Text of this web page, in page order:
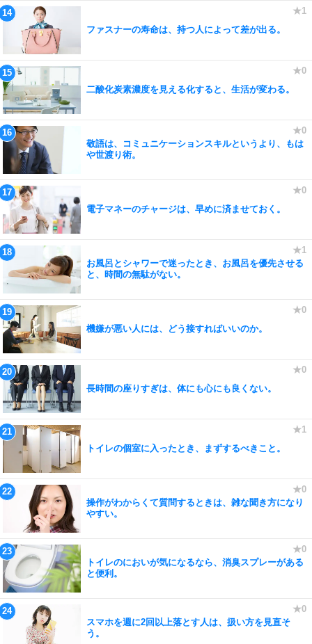
ファスナーの寿命は、持つ人によって差が出る。
二酸化炭素濃度を見える化すると、生活が変わる。
敬語は、コミュニケーションスキルというより、もは
や世渡り術。
電子マネーのチャージは、早めに済ませておく。
お風呂とシャワーで迷ったとき、お風呂を優先させる
と、時間の無駄がない。
機嫌が悪い人には、どう接すればいいのか。
長時間の座りすぎは、体にも心にも良くない。
トイレの個室に入ったとき、まずするべきこと。
操作がわからくて質問するときは、雑な聞き方になり
やすい。
トイレのにおいが気になるなら、消臭スプレーがある
と便利。
スマホを週に2回以上落とす人は、扱い方を見直そ
う。